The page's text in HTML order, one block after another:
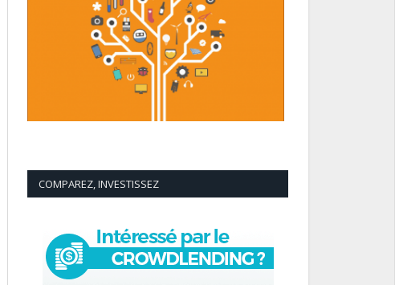
COMPAREZ, INVESTISSEZ